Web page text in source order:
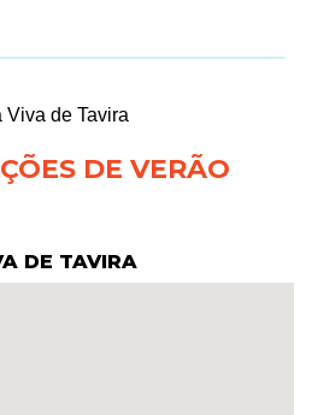
de Tavira
DE VERÃO
DE TAVIRA